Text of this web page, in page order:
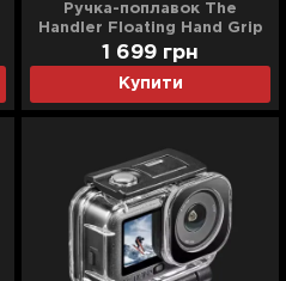
Ручка-поплавок The
Handler Floating Hand Grip
Купити
1 699 грн